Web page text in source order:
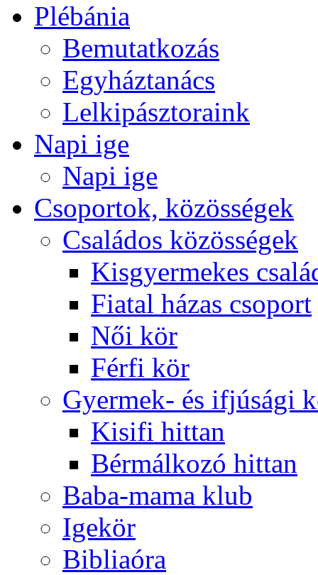
Plébánia
Bemutatkozás
Egyháztanács
Lelkipásztoraink
Napi ige
Napi ige
Csoportok, közösségek
Családos közösségek
Kisgyermekes
Fiatal házas csoport
Női kör
Férfi kör
Gyermek- és ifjúsági
Kisifi hittan
Bérmálkozó hittan
Baba-mama klub
Igekör
Bibliaóra